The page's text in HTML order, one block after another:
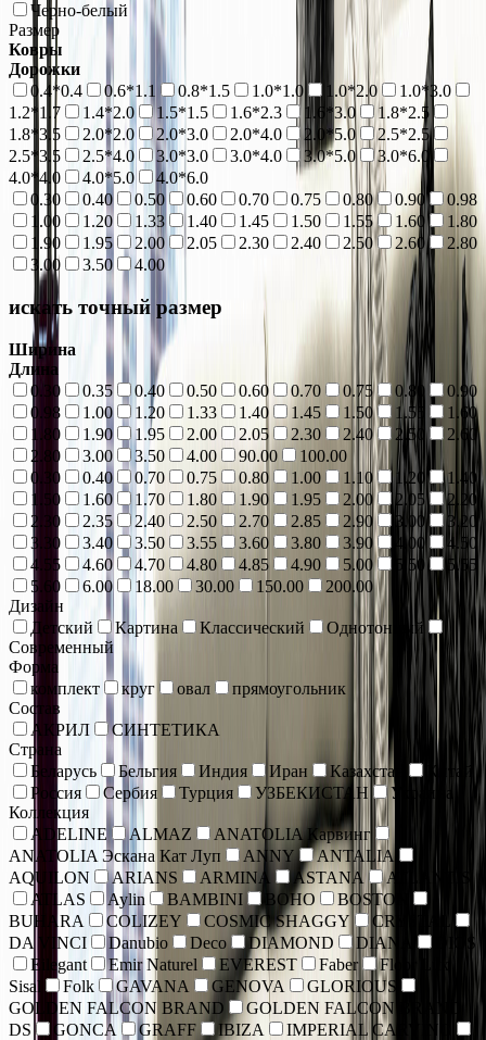
Черно-белый
Размер
Ковры
Дорожки
0.4*0.4
0.6*1.1 0.8*1.5 1.0*1.0 1.0*2.0
1.0*3.0
1.2*1.7
1.4*2.0 1.5*1.5 1.6*2.3 1.6*3.0
1.8*2.5
1.8*3.5
2.0*2.0 2.0*3.0 2.0*4.0 2.0*5.0
2.5*2.5
2.5*3.5
2.5*4.0 3.0*3.0 3.0*4.0 3.0*5.0
3.0*6.0
4.0*4.0
4.0*5.0
4.0*6.0
0.30
0.40 0.50 0.60 0.70 0.75 0.80 0.90
0.98
1.00
1.20 1.33 1.40 1.45 1.50 1.55 1.60
1.80
1.90
1.95 2.00 2.05 2.30 2.40 2.50 2.60
2.80
3.00
3.50 4.00
искать точный размер
Ширина
Длина
0.30
0.35 0.40 0.50 0.60 0.70 0.75 0.80
0.90
0.98
1.00 1.20 1.33 1.40 1.45 1.50 1.55
1.60
1.80
1.90 1.95 2.00 2.05 2.30 2.40 2.50
2.60
2.80
3.00 3.50 4.00 90.00
100.00
0.30
0.40 0.70 0.75 0.80 1.00 1.10 1.20
1.40
1.50
1.60 1.70 1.80 1.90 1.95 2.00 2.05
2.20
2.30
2.35 2.40 2.50 2.70 2.85 2.90 3.00
3.20
3.30
3.40 3.50 3.55 3.60 3.80 3.90 4.00
4.50
4.55
4.60 4.70 4.80 4.85 4.90 5.00 5.50
5.55
5.60
6.00 18.00 30.00 150.00
200.00
Дизайн
Детский
Картина Классический
Однотонный
Современный
Форма
комплект
круг овал
прямоугольник
Состав
АКРИЛ
СИНТЕТИКА
Страна
Беларусь
Бельгия Индия Иран Казахстан
Китай
Россия
Сербия Турция УЗБЕКИСТАН
Украина
Коллекция
ADELINE
ALMAZ
ANATOLIA Карвинг
ANATOLIA Эскана Кат Луп
ANNY
ANTALIA
AQUILON
ARIANS ARMINA ASTANA
ATLANTIS
ATLAS
Aylin BAMBINI BOHO
BOSTON
BUHARA
COLIZEY COSMIC SHAGGY
CRYSTAL
DA VINCI
Danubio Deco DIAMOND DIANA
DIOS
Eilegant
Emir Naturel EVEREST Faber
Floor Lux
Sisal
Folk GAVANA GENOVA
GLORIOUS
GOLDEN FALCON BRAND
GOLDEN FALCON BRAND
DS
GONCA GRAFF IBIZA
IMPERIAL CARVING